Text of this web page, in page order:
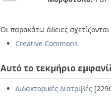
Οι παρακάτω άδειες
Creative Commons
Αυτό το τεκμήριο
Διδακτορικές Διατριβές